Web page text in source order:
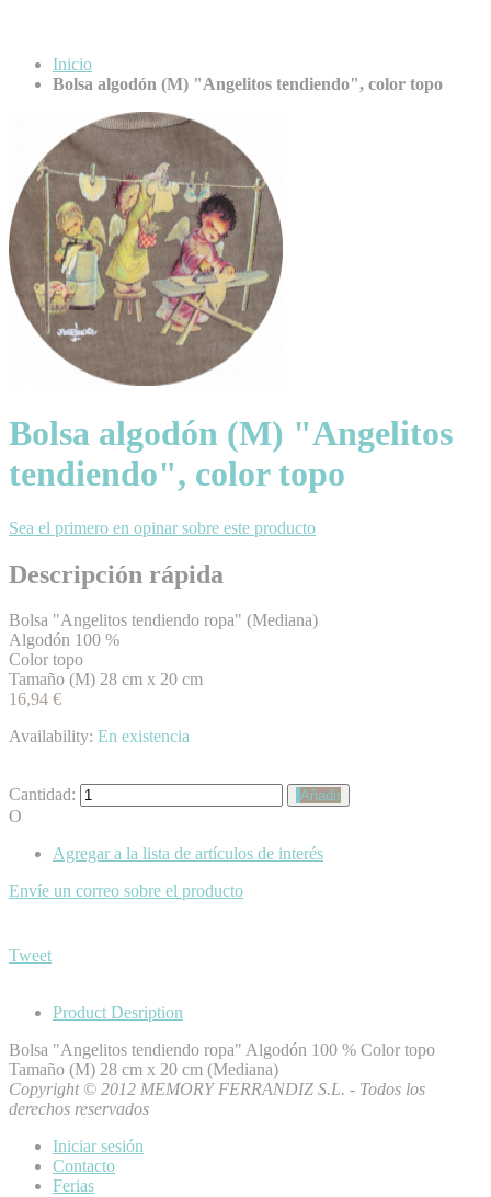
Inicio
Bolsa algodón (M) "Angelitos tendiendo", color topo
Bolsa algodón (M) "Angelitos
tendiendo", color topo
Sea el primero en opinar sobre este producto
Descripción rápida
Bolsa "Angelitos tendiendo ropa" (Mediana)
Algodón 100 %
Color topo
Tamaño (M) 28 cm x 20 cm
16,94 €
Availability: En existencia
Cantidad: Añadir
O
Agregar a la lista de artículos de interés
Envíe un correo sobre el producto
Tweet
Product Desription
Bolsa "Angelitos tendiendo ropa" Algodón 100 % Color topo
Tamaño (M) 28 cm x 20 cm (Mediana)
Copyright © 2012 MEMORY FERRANDIZ S.L. - Todos los
derechos reservados
Iniciar sesión
Contacto
Ferias